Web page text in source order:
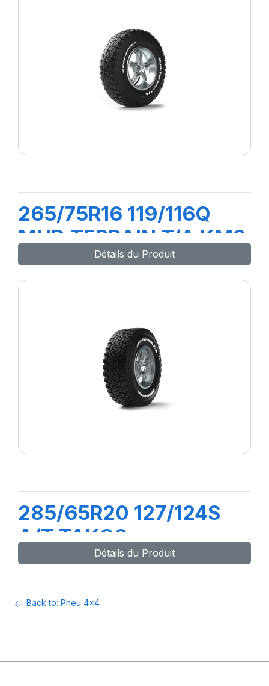
265/75R16 119/116Q
MUD TERRAIN T/A KM3
Détails du Produit
285/65R20 127/124S
A/T TAKO2
Détails du Produit
Back to: Pneu 4x4